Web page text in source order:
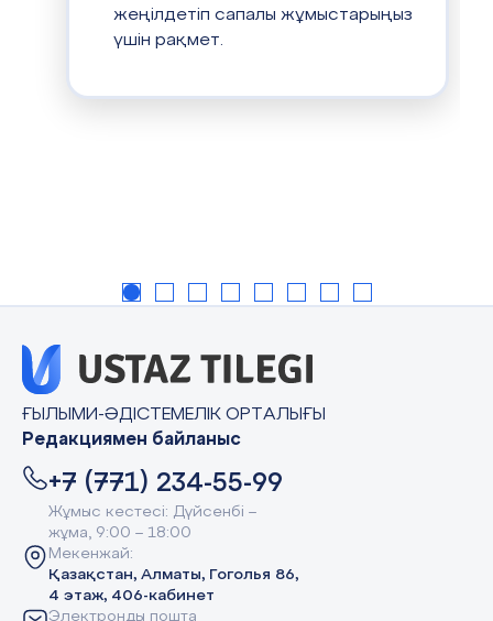
жеңілдетіп сапалы жұмыстарыңыз
үшін рақмет.
ҒЫЛЫМИ-ӘДІСТЕМЕЛІК ОРТАЛЫҒЫ
Редакциямен байланыс
+7 (771) 234-55-99
Жұмыс кестесі: Дүйсенбі –
жұма, 9:00 – 18:00
Мекенжай:
Қазақстан, Алматы, Гоголья 86,
4 этаж, 406-кабинет
Электронды пошта